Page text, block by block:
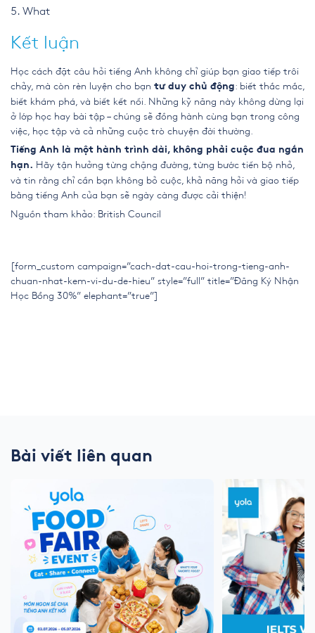
What
Kết luận
Học cách đặt câu hỏi tiếng Anh không chỉ giúp bạn giao tiếp trôi
chảy, mà còn rèn luyện cho bạn tư duy chủ động: biết thắc mắc,
biết khám phá, và biết kết nối. Những kỹ năng này không dừng lại
ở lớp học hay bài tập – chúng sẽ đồng hành cùng bạn trong công
việc, học tập và cả những cuộc trò chuyện đời thường.
Tiếng Anh là một hành trình dài, không phải cuộc đua ngắn
hạn. Hãy tận hưởng từng chặng đường, từng bước tiến bộ nhỏ,
và tin rằng chỉ cần bạn không bỏ cuộc, khả năng hỏi và giao tiếp
bằng tiếng Anh của bạn sẽ ngày càng được cải thiện!
Nguồn tham khảo: British Council
[form_custom campaign=”cach-dat-cau-hoi-trong-tieng-anh-
chuan-nhat-kem-vi-du-de-hieu” style=”full” title=”Đăng Ký Nhận
Học Bổng 30%” elephant=”true”]
Bài viết liên quan